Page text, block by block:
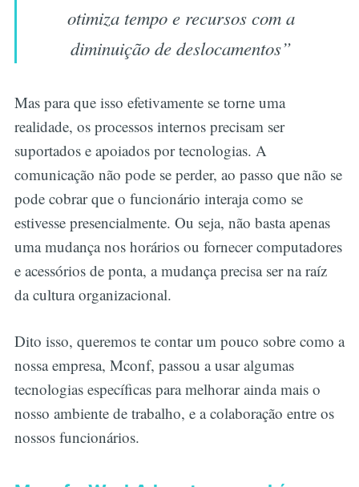
otimiza tempo e recursos com a
diminuição de deslocamentos”
Mas para que isso efetivamente se torne uma
realidade, os processos internos precisam ser
suportados e apoiados por tecnologias. A
comunicação não pode se perder, ao passo que não se
pode cobrar que o funcionário interaja como se
estivesse presencialmente. Ou seja, não basta apenas
uma mudança nos horários ou fornecer computadores
e acessórios de ponta, a mudança precisa ser na raíz
da cultura organizacional.
Dito isso, queremos te contar um pouco sobre como a
nossa empresa, Mconf, passou a usar algumas
tecnologias específicas para melhorar ainda mais o
nosso ambiente de trabalho, e a colaboração entre os
nossos funcionários.